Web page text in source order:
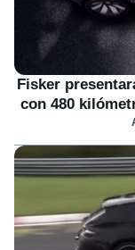
Fisker
con 480